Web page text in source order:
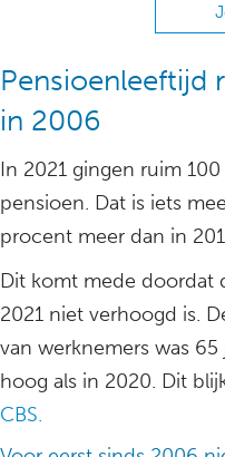
Pensioenleeftijd
in 2006
In 2021 gingen ruim
pensioen. Dat is iets
procent meer dan in
Dit komt mede doordat
2021 niet verhoogd is.
van werknemers was
hoog als in 2020. Dit
CBS.